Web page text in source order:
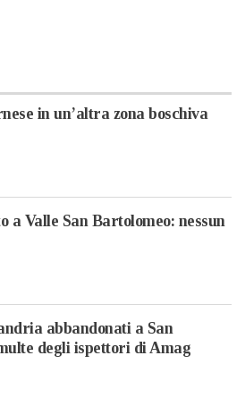
in un’altra zona boschiva
a Valle San Bartolomeo: nessun
abbandonati a San
degli ispettori di Amag